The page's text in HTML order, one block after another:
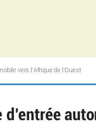
vers l’Afrique de l’Ouest